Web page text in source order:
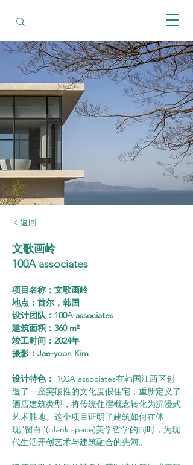
< 返回
文歌画岭
100A associates
项目名称：文歌画岭
地点：首尔，韩国
设计团队：100A associates
建筑面积：360 m²
竣工时间：2024年
摄影：Jae-yoon Kim
设计特色： 100A associates在韩国江西区创
造了一座突破性的文化度假住宅，重新定义了
酒店建筑类型，将传统住宿概念转化为沉浸式
艺术胜地。这个项目证明了建筑如何在体
现"留白"(blank space)美学哲学的同时，为现
代生活开创艺术与建筑融合的先河。